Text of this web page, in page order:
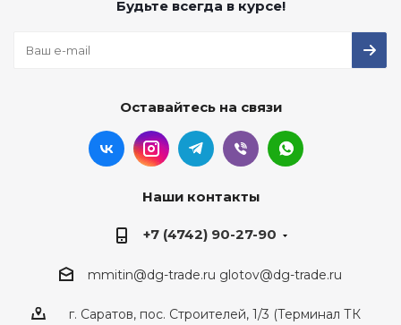
Будьте всегда в курсе!
Оставайтесь на связи
Наши контакты
+7 (4742) 90-27-90
mmitin@dg-trade.ru glotov@dg-trade.ru
г. Саратов, пос. Строителей, 1/3 (Терминал ТК